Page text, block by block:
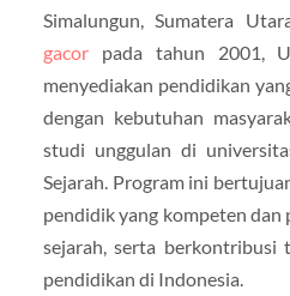
Simalungun, Sumatera
gacorpada tahun 2001,
menyediakan pendidikan
dengan kebutuhan
studi unggulan di
Sejarah. Program ini
pendidik yang kompeten
sejarah, serta berkontribusi
pendidikan di Indonesia.